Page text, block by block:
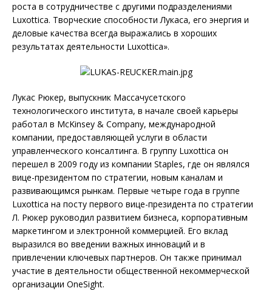
роста в сотрудничестве с другими подразделениями
Luxottica. Творческие способности Лукаса, его энергия и
деловые качества всегда выражались в хороших
результатах деятельности Luxottica».
Лукас Рюкер, выпускник Массачусетского
технологического института, в начале своей карьеры
работал в McKinsey & Company, международной
компании, предоставляющей услуги в области
управленческого консалтинга. В группу Luxottica он
перешел в 2009 году из компании Staples, где он являлся
вице-президентом по стратегии, новым каналам и
развивающимся рынкам. Первые четыре года в группе
Luxottica на посту первого вице-президента по стратегии
Л. Рюкер руководил развитием бизнеса, корпоративным
маркетингом и электронной коммерцией. Его вклад
выразился во введении важных инноваций и в
привлечении ключевых партнеров. Он также принимал
участие в деятельности общественной некоммерческой
организации OneSight.